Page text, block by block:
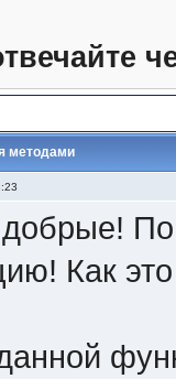
методами
Как